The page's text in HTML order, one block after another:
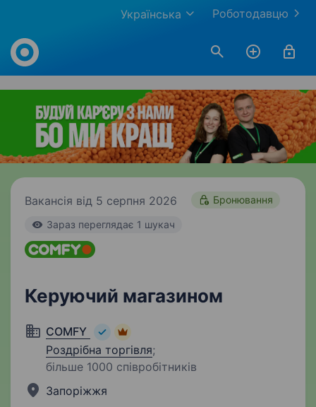
Роботодавцю
Українська
Work.ua
Вакансія від 5 серпня 2026 Бронювання
Зараз переглядає 1 шукач
Керуючий магазином
COMFY
Роздрібна торгівля;
більше 1000 співробітників
Запоріжжя